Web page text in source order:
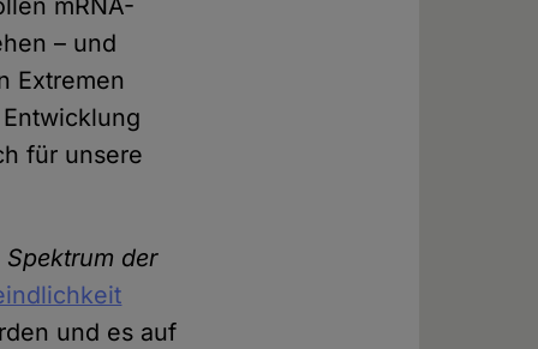
mRNA-
– und
Extremen
für unsere
Spektrum der
und es auf